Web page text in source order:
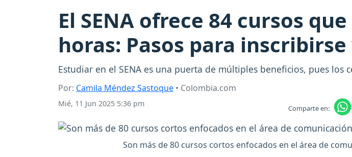
El SENA ofrece 84 cursos
horas: Pasos para
Estudiar en el SENA es una puerta de múltiples beneficios, pues
Por: Camila Méndez Sastoque • Colombia.com
Mié, 11 Jun 2025 5:36 pm Comparte en:
Son más de 80 cursos cortos enfocados en el área de